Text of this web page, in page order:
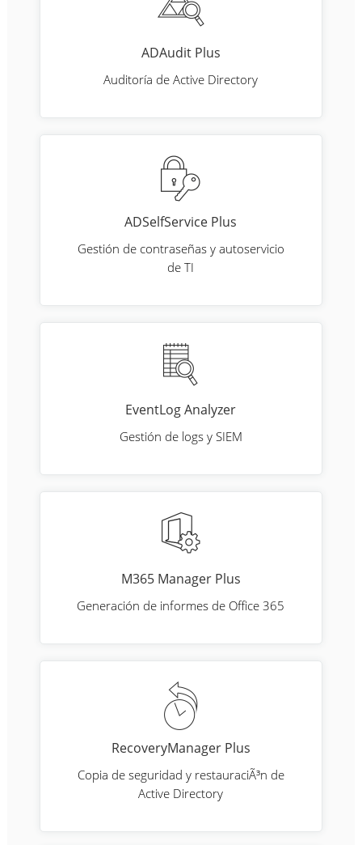
ADAudit Plus
Auditoría de Active Directory
ADSelfService Plus
Gestión de contraseñas y autoservicio
de TI
EventLog Analyzer
Gestión de logs y SIEM
M365 Manager Plus
Generación de informes de Office 365
RecoveryManager Plus
Copia de seguridad y restauraciÃ³n de
Active Directory